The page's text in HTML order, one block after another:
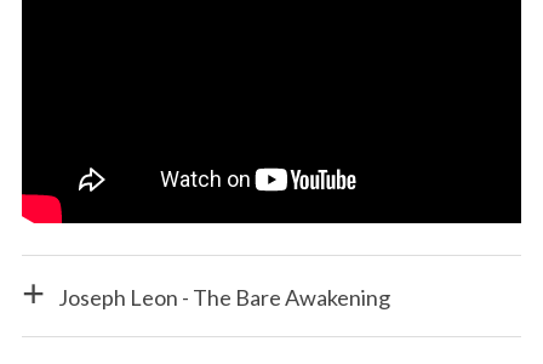
Joseph Leon - The Bare Awakening